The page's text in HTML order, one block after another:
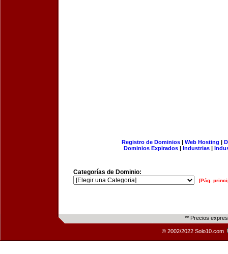
Registro de Dominios| Web Hosting |
Dominios Expirados | Industrias |
Categorías de Dominio:
[Pág.
** Precios
© 2002/2022 Solo10.com